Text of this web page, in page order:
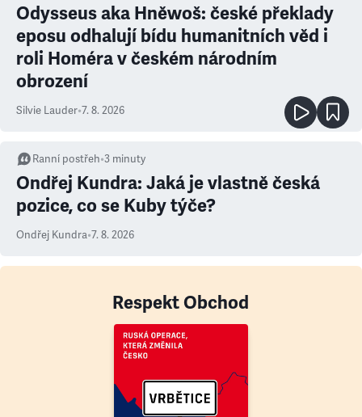
Odysseus aka Hněwoš: české překlady
eposu odhalují bídu humanitních věd i
roli Homéra v českém národním
obrození
Silvie Lauder•7. 8. 2026
Ranní postřeh•3 minuty
Ondřej Kundra: Jaká je vlastně česká
pozice, co se Kuby týče?
Ondřej Kundra•7. 8. 2026
Respekt Obchod